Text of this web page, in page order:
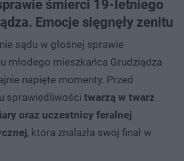
śmierci 19-letniego
Emocje sięgnęły zenitu
sądu w głośnej sprawie
młodego mieszkańca Grudziądza
napięte momenty. Przed
sprawiedliwości twarzą w twarz
oraz uczestnicy feralnej
, która znalazła swój finał w